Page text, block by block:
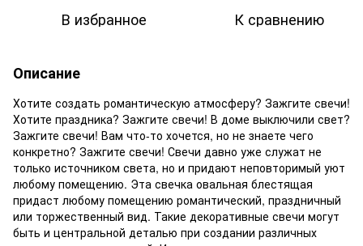
В избранное К сравнению
Описание
Хотите создать романтическую атмосферу? Зажгите свечи!
Хотите праздника? Зажгите свечи! В доме выключили свет?
Зажгите свечи! Вам что-то хочется, но не знаете чего
конкретно? Зажгите свечи! Свечи давно уже служат не
только источником света, но и придают неповторимый уют
любому помещению. Эта свечка овальная блестящая
придаст любому помещению романтический, праздничный
или торжественный вид. Такие декоративные свечи могут
быть и центральной деталью при создании различных